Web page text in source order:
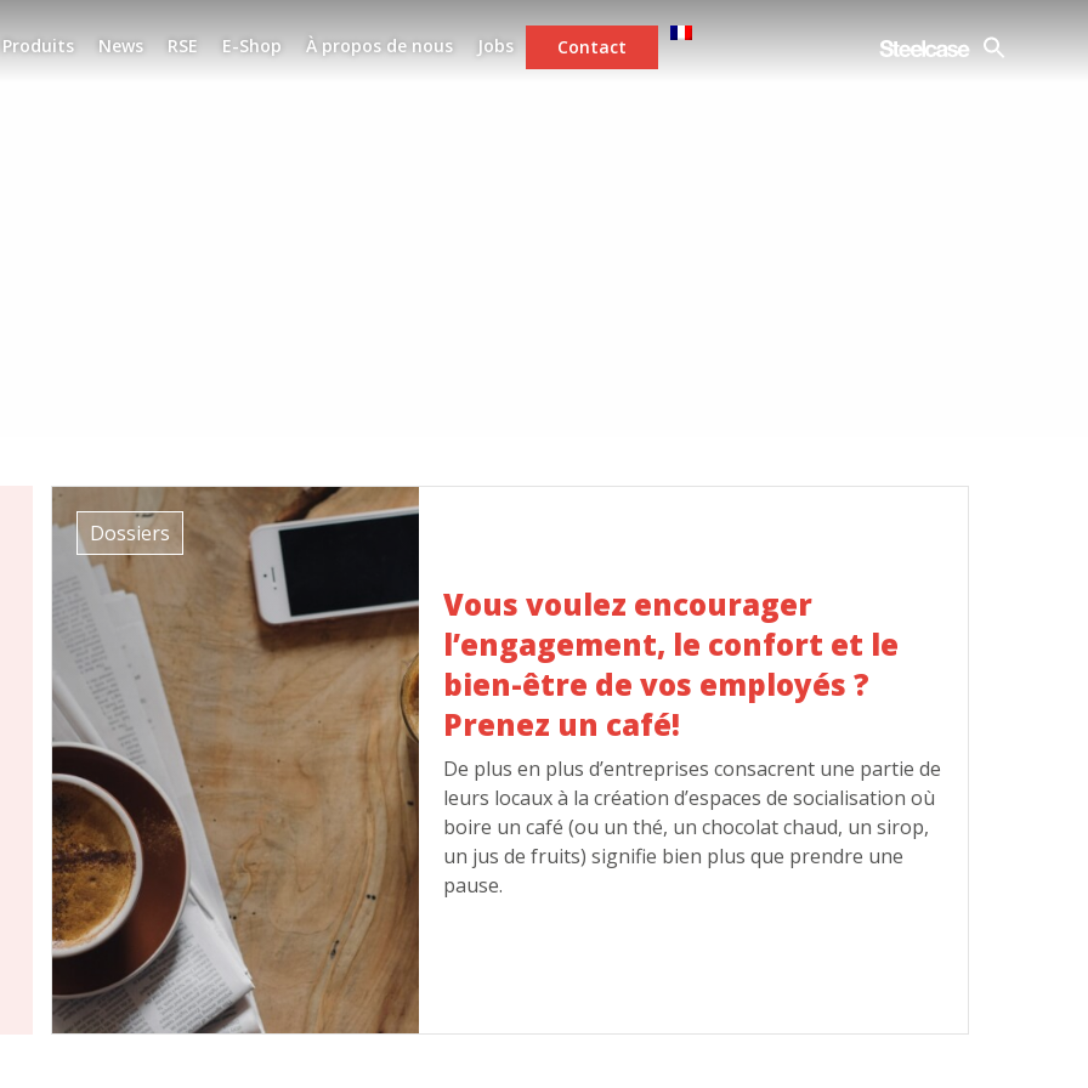
Produits News RSE E-Shop À propos de nous Jobs Contact
Dossiers
Vous voulez encourager
l’engagement, le confort et le
bien-être de vos employés ?
Prenez un café!
De plus en plus d’entreprises consacrent une partie de
leurs locaux à la création d’espaces de socialisation où
boire un café (ou un thé, un chocolat chaud, un sirop,
un jus de fruits) signifie bien plus que prendre une
pause.